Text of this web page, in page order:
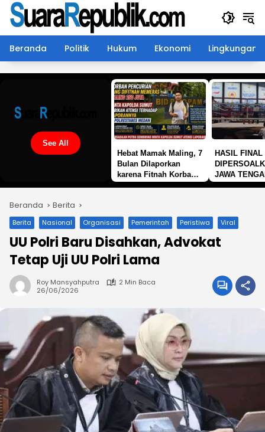
Langsung
konten
Beranda
Politik Hukum Ekonomi Lingkungan
See All
Hebat Mamak Maling, 7
Bulan Dilaporkan
karena Fitnah Korban
Meminta Kapolda
Sumut Memberikan
Atensi
HASIL FINAL
JAWA
Beranda Berita
Berita Nasional Organisasi Pemerintah Peristiwa Viral
UU Polri Baru Disahkan, Advokat
Tetap Uji UU Polri Lama
Roy Mansyahputra
2 Min Baca
26/06/2026